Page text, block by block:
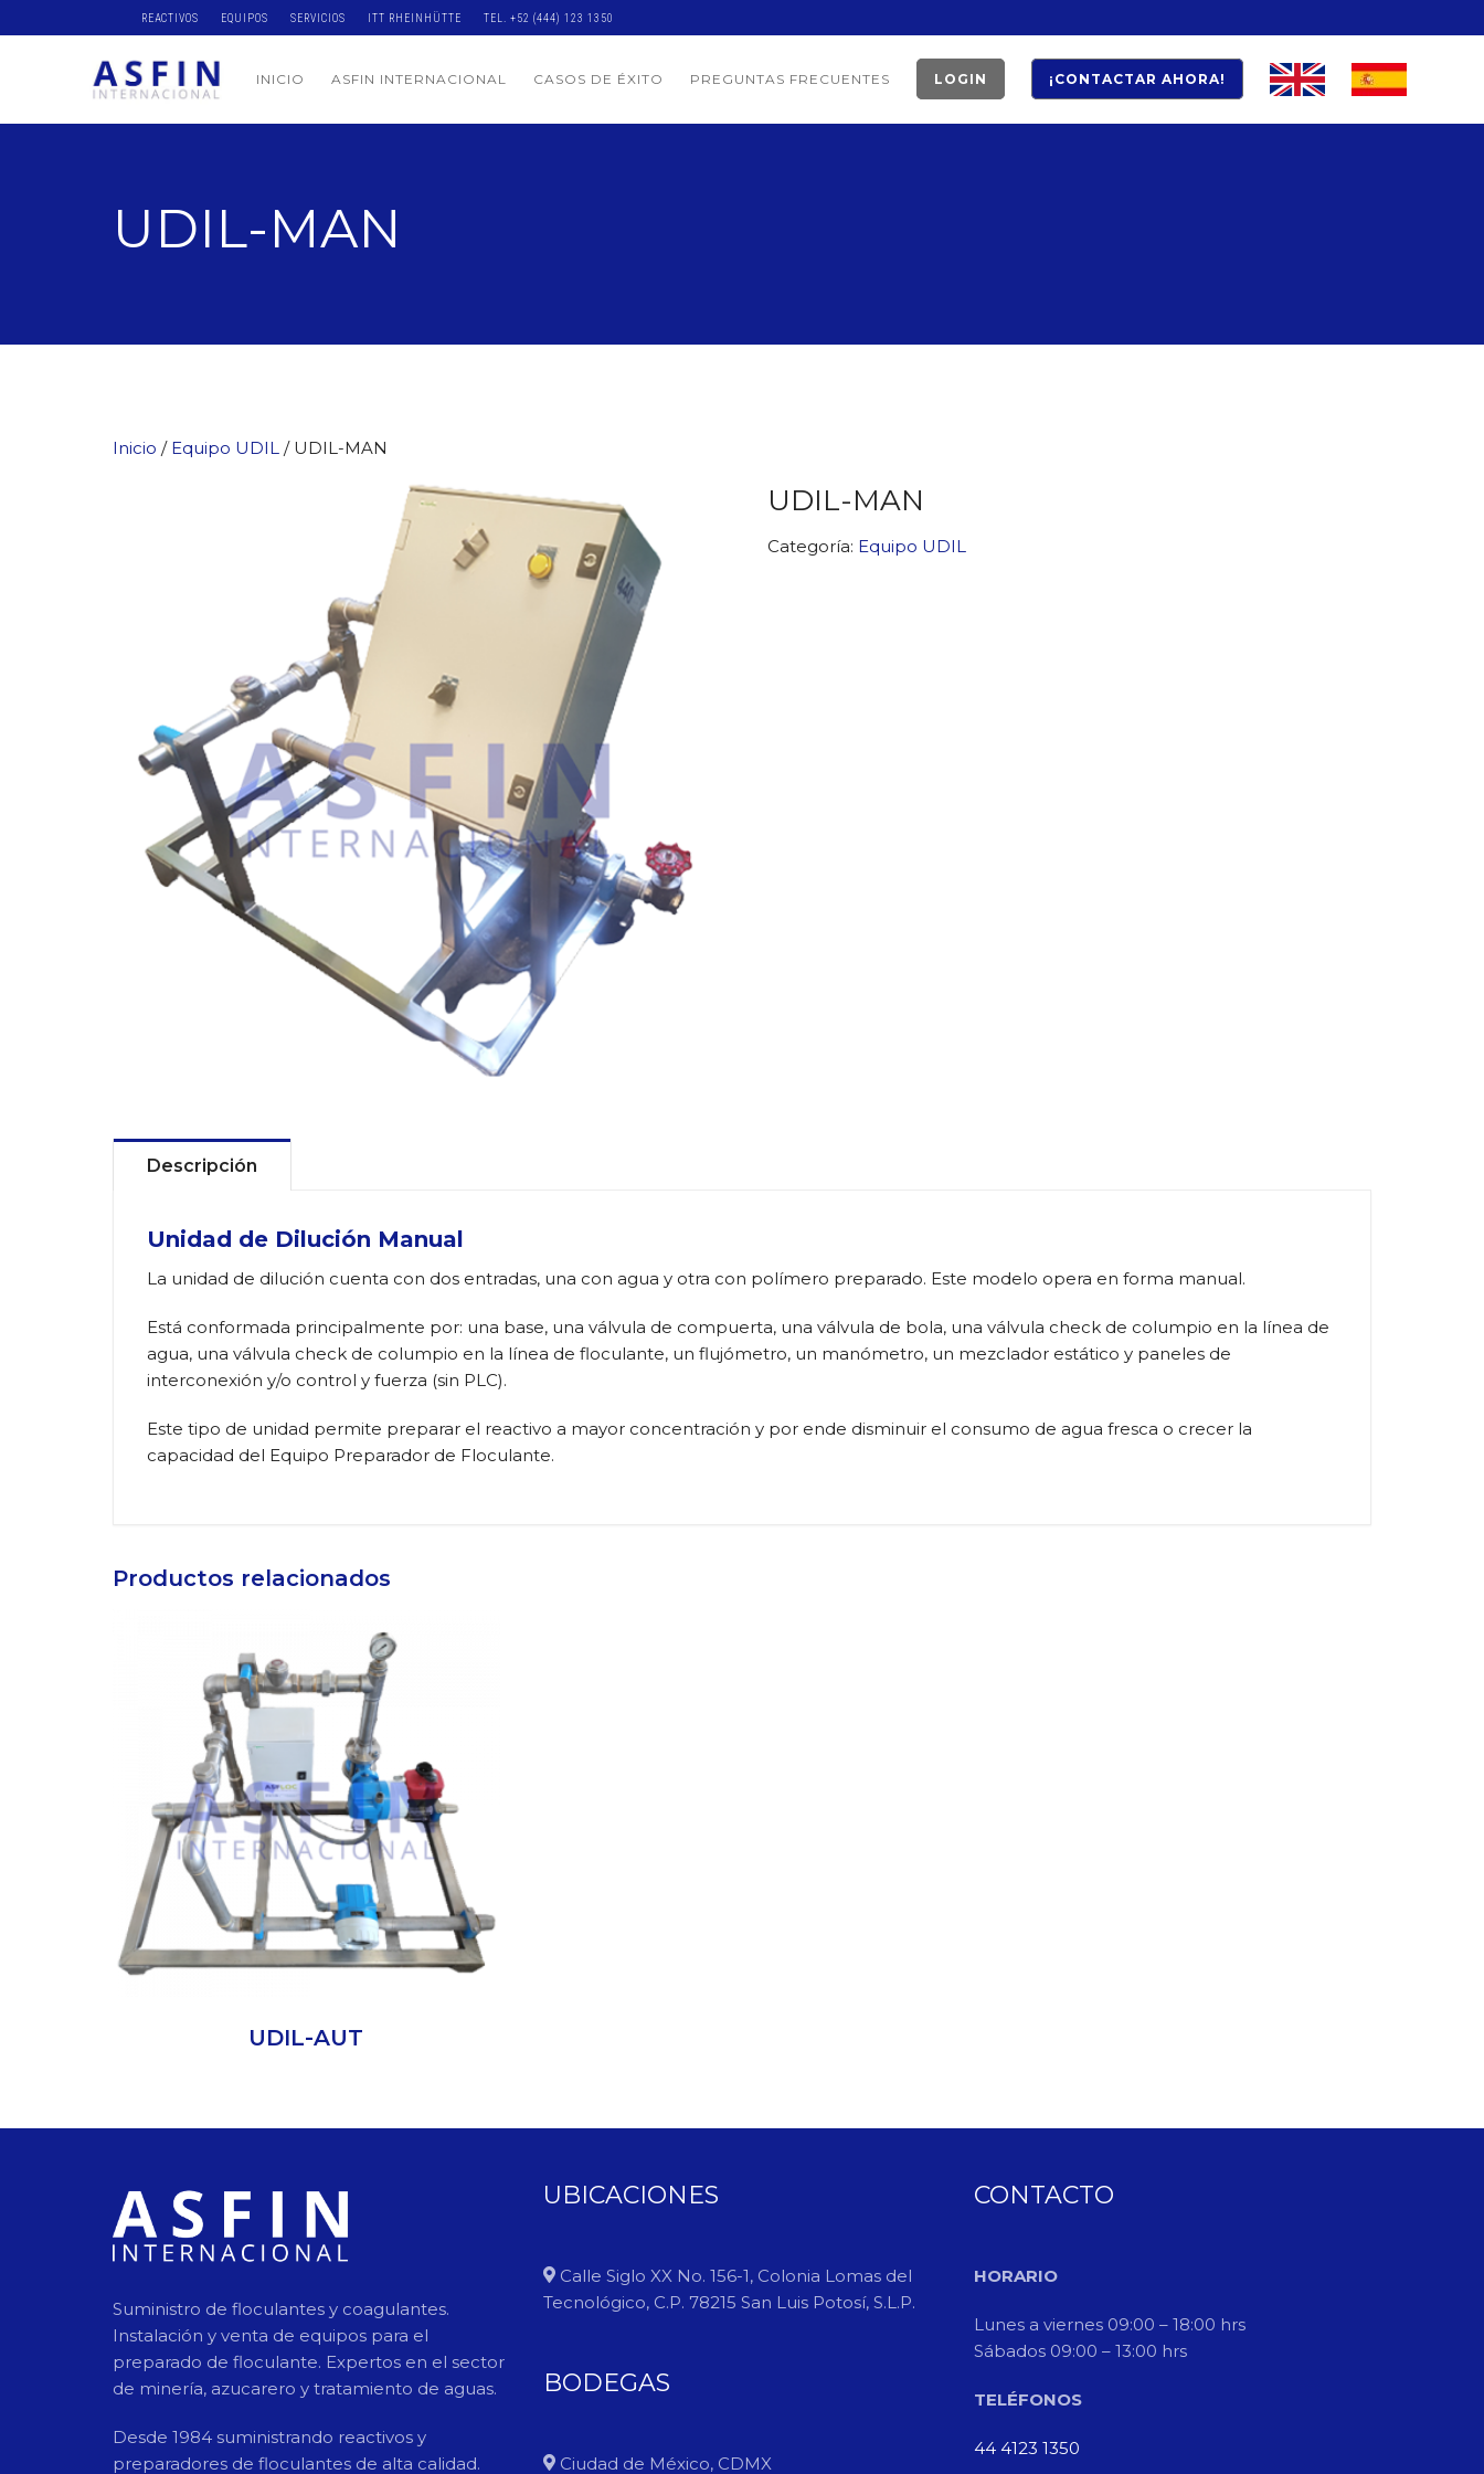
REACTIVOS EQUIPOS SERVICIOS ITT RHEINHÜTTE TEL. +52 (444) 123 1350
INICIO ASFIN INTERNACIONAL CASOS DE ÉXITO PREGUNTAS FRECUENTES LOGIN ¡CONTACTAR AHORA!
UDIL-MAN
Inicio / Equipo UDIL / UDIL-MAN
UDIL-MAN
Categoría: Equipo UDIL
Descripción
Unidad de Dilución Manual
La unidad de dilución cuenta con dos entradas, una con agua y otra con polímero preparado. Este modelo opera en forma manual.
Está conformada principalmente por: una base, una válvula de compuerta, una válvula de bola, una válvula check de columpio en la línea de
agua, una válvula check de columpio en la línea de floculante, un flujómetro, un manómetro, un mezclador estático y paneles de
interconexión y/o control y fuerza (sin PLC).
Este tipo de unidad permite preparar el reactivo a mayor concentración y por ende disminuir el consumo de agua fresca o crecer la
capacidad del Equipo Preparador de Floculante.
Productos relacionados
UDIL-AUT
Suministro de floculantes y coagulantes.
Instalación y venta de equipos para el
preparado de floculante. Expertos en el sector
de minería, azucarero y tratamiento de aguas.
Desde 1984 suministrando reactivos y
preparadores de floculantes de alta calidad.
UBICACIONES
Calle Siglo XX No. 156-1, Colonia Lomas del
Tecnológico, C.P. 78215 San Luis Potosí, S.L.P.
BODEGAS
Ciudad de México, CDMX
CONTACTO
HORARIO
Lunes a viernes 09:00 – 18:00 hrs
Sábados 09:00 – 13:00 hrs
TELÉFONOS
44 4123 1350